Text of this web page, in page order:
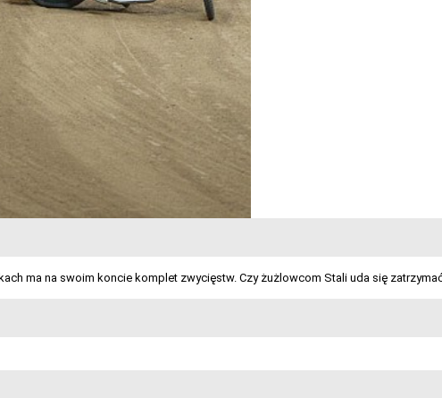
ma na swoim koncie komplet zwycięstw. Czy żużlowcom Stali uda się